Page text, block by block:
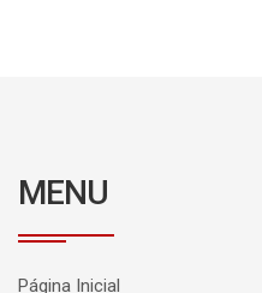
MENU
Página Inicial